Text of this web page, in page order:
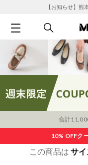
【お知らせ】熊
合計
10% OFFク
この商品は サ